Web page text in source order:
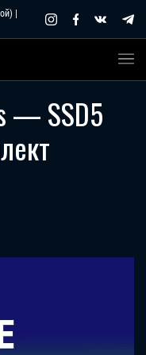
|
— SSD5